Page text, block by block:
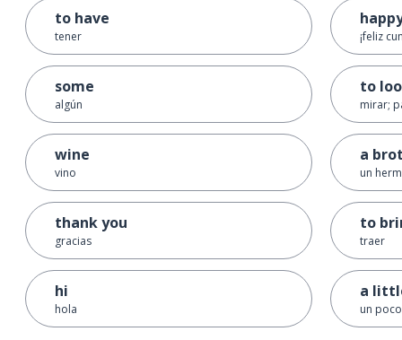
to have
tener
some
algún
wine
vino
thank you
gracias
hi
hola
¡feliz
to
mirar;
a
un
to
traer
a
un poco